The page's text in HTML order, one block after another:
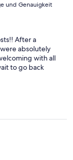
und Genauigkeit
After a
absolutely
with all
to go back